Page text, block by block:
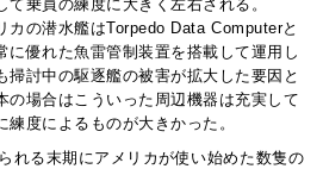
て乗員の練度に大きく左右される。
カの潜水艦はTorpedo Data Computerと
に優れた魚雷管制装置を搭載して運用し
掃討中の駆逐艦の被害が拡大した要因と
の場合はこういった周辺機器は充実して
練度によるものが大きかった。
れる末期にアメリカが使い始めた数隻の